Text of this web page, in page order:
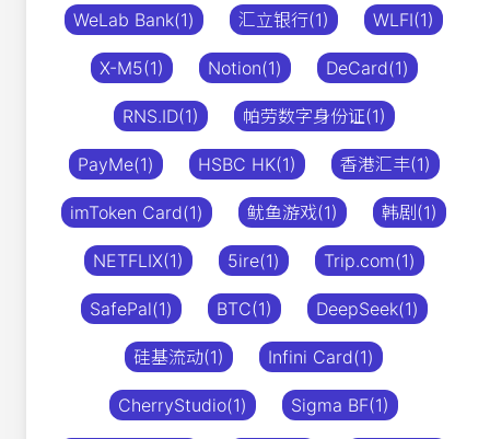
WeLab Bank(1) 汇立银行(1) WLFI(1)
X-M5(1) Notion(1) DeCard(1)
RNS.ID(1) 帕劳数字身份证(1)
PayMe(1) HSBC HK(1) 香港汇丰(1)
imToken Card(1) 鱿鱼游戏(1) 韩剧(1)
NETFLIX(1) 5ire(1) Trip.com(1)
SafePal(1) BTC(1) DeepSeek(1)
硅基流动(1) Infini Card(1)
CherryStudio(1) Sigma BF(1)